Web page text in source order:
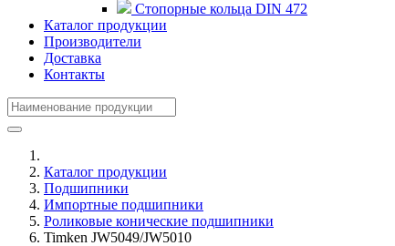
Стопорные кольца DIN 472
Каталог продукции
Производители
Доставка
Контакты
Каталог продукции
Подшипники
Импортные подшипники
Роликовые конические подшипники
Timken JW5049/JW5010